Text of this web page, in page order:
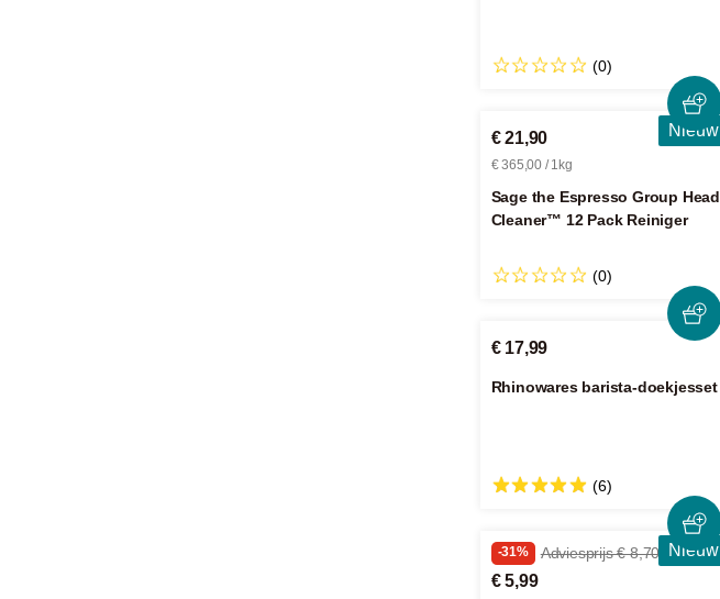
(0)
Nieuw
€ 21,90
€ 365,00 / 1kg
Sage the Espresso Group Head
Cleaner™ 12 Pack Reiniger
(0)
€ 17,99
Rhinowares barista-doekjesset
(6)
Nieuw
-31% Adviesprijs € 8,70
€ 5,99